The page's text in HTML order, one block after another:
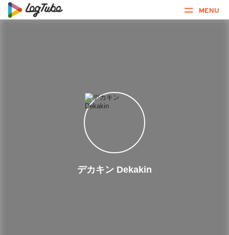
MENU
デカキン Dekakin